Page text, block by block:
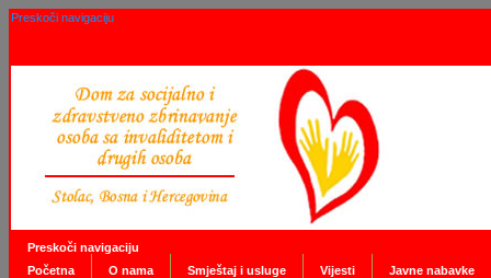
Preskoči navigaciju
Preskoči navigaciju
Početna
O nama Smještaj i usluge Vijesti Javne nabavke